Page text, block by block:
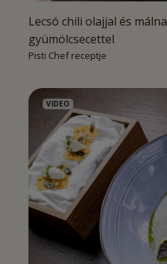
Lecsó chili olajjal és málna
gyümölcsecettel
Pisti Chef receptje
VIDEO